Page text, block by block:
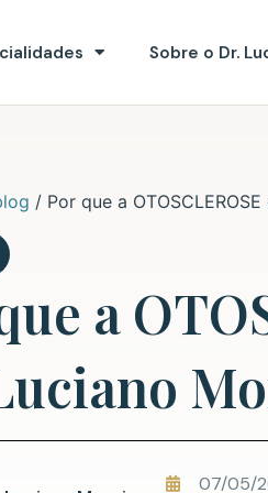
Sobre o Dr.
/ Por que a
a
07/05/